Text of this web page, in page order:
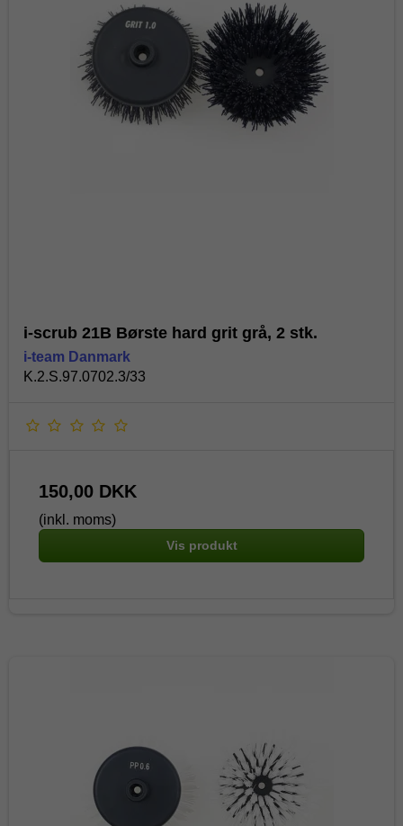
i-scrub 21B Børste hard grit grå, 2 stk.
i-team Danmark
K.2.S.97.0702.3/33
150,00 DKK
(inkl. moms)
Vis produkt